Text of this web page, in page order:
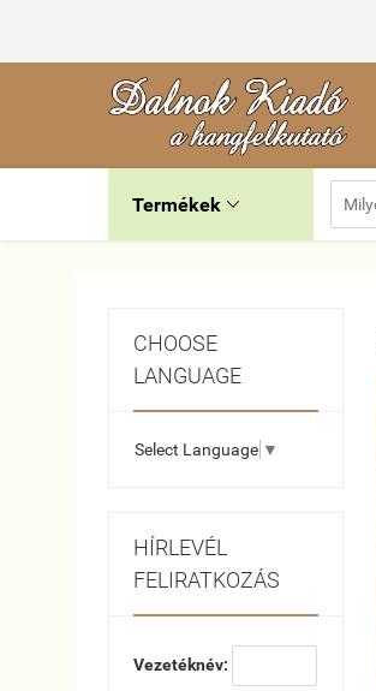
Termékek 
CHOOSE
LANGUAGE
Select Language ▼
HÍRLEVÉL
FELIRATKOZÁS
Vezetéknév: